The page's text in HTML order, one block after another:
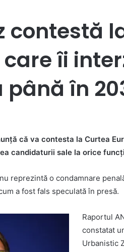
contestă
îi
în
că va contesta la Curtea
candidaturii sale la orice
reprezintă o condamnare
a fost fals speculată în presă.
Raportul
constatat
Urbanistic